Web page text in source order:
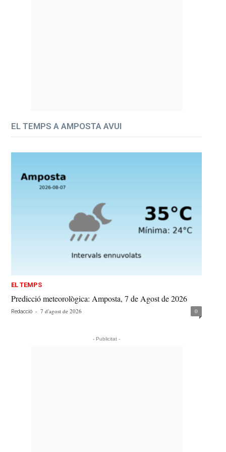
EL TEMPS A AMPOSTA AVUI
EL TEMPS
Predicció meteorològica: Amposta, 7 de Agost de 2026
Redacció - 7 d'agost de 2026 0
- Publicitat -